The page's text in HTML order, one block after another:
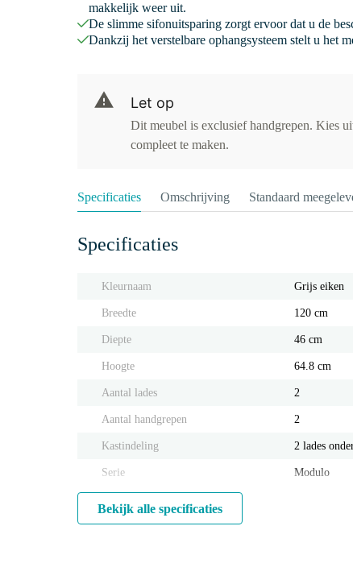
makkelijk weer uit.
De slimme sifonuitsparing zorgt ervoor dat u de
Dankzij het verstelbare ophangsysteem stelt u het
Let op
Dit meubel is exclusief handgrepen. Kies
compleet te maken.
Specificaties Omschrijving Standaard
Specificaties
Kleurnaam Grijs eiken
Breedte 120 cm
Diepte 46 cm
Hoogte 64.8 cm
Aantal lades 2
Aantal handgrepen 2
Kastindeling 2 lades
Serie Modulo
Bekijk alle specificaties